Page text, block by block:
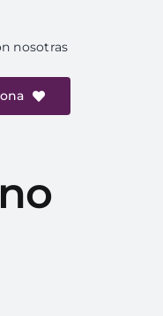
nosotras